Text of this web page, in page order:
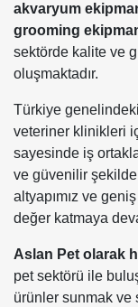
akvaryum
grooming
sektörde kalite ve
oluşmaktadır.
Türkiye
veteriner klinikleri
sayesinde iş
ve güvenilir
altyapımız ve
değer katmaya
Aslan Pet olarak
pet sektörü ile
ürünler sunmak ve